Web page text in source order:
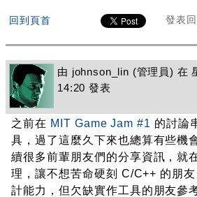
回到頁首 發表
由 johnson_lin (管理員) 在
14:20 發表
之前在 MIT Game Jam #1 的討論
具，過了這麼久下來也總算有些機
續很多前輩朋友們的分享資訊，就
理，讓不想苦命硬刻 C/C++ 的朋
計能力，但欠缺實作工具的朋友參